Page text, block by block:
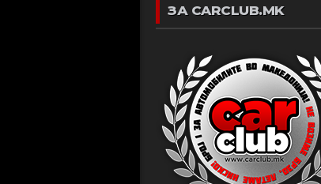
ЗА CARCLUB.MK